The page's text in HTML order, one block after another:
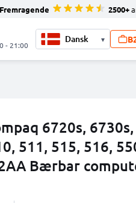
Fremragende 2500+
- 21:00
▾
6720s,
511, 515, 516,
Bærbar